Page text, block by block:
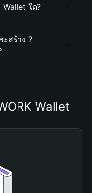
Wallet ใด?
สร้าง ?
Wallet